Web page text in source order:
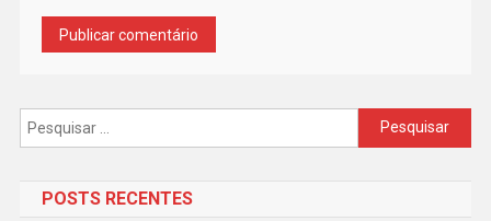
Pesquisar
por:
POSTS RECENTES